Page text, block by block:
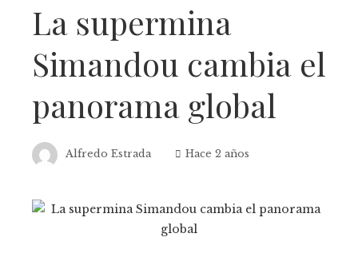
La supermina
Simandou cambia el
panorama global
Alfredo Estrada Hace 2 años